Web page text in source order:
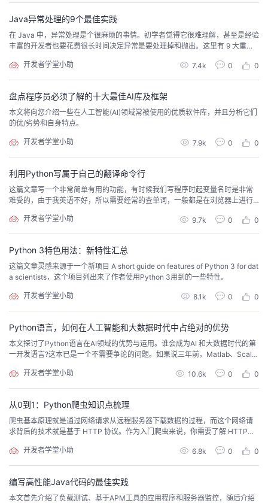
博
客
的
论
坛
我
的
圈
子
我
的
直
播
我
的
活
动
我
的
关
注
堂
我
的
课
程
我
的
认
证
我
的
实
验
我
的
收
我
的
技
术
我
的
云
Java异常处理的9个最佳实践
在 Java 中，异常处理是个很麻烦的事情。初学者觉得它很难理解，甚至是经验
丰富的开发者也要花费很长时间决定异常是要处理掉和抛出。这里有 9 大重要
开发者学堂小助
7.4k 0 0
盘点程序员必须了解的十大最佳AI库及框架
本文将向您介绍一些在人工智能(AI)领域常被使用的优质软件库，并且分析它们
的优/劣势和自身特点。
开发者学堂小助 7.9k 0 0
利用Python写属于自己的翻译命令行
这篇文章写一个非常简单有用的功能，有时候我们写程序时起变量名时是非常
难受的，由于我英语不好，所以需要经常的查单词，一般都是在浏览器上进行
开发者学堂小助
9.7k 0 0
Python 3特色用法：新特性汇总
这篇文章灵感来源于一个新项目 A short guide on features of Python 3 for dat
a scientists，这个项目列出来了作者使用Python 3用到的一些特性。
开发者学堂小助 8.1k 0 0
Python语言，如何在人工智能和大数据时代中占绝对的优势
本文探讨了Python语言在AI领域的优势与运用。谁会成为AI 和大数据时代的第
一开发语言?这本已是一个不需要争论的问题。如果说三年前，Matlab、Scal
经非常明确了。
开发者学堂小助 10.6k 0 0
从0到1：Python爬虫知识点梳理
爬虫基本原理就是通过网络请求从远程服务器下载数据的过程，而这个网络请
求背后的技术就是基于 HTTP 协议。作为入门爬虫来说，你需要了解 HTTP协
慢慢去看，理论与实践相结合。
开发者学堂小助 6.8k 0 0
编写高性能Java代码的最佳实践
本文首先介绍了负载测试、基于APM工具的应用程序和服务器监控，随后介绍